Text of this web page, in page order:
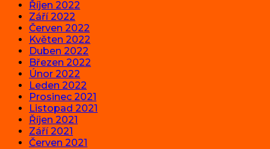
Říjen 2022
Září 2022
Červen 2022
Květen 2022
Duben 2022
Březen 2022
Únor 2022
Leden 2022
Prosinec 2021
Listopad 2021
Říjen 2021
Září 2021
Červen 2021